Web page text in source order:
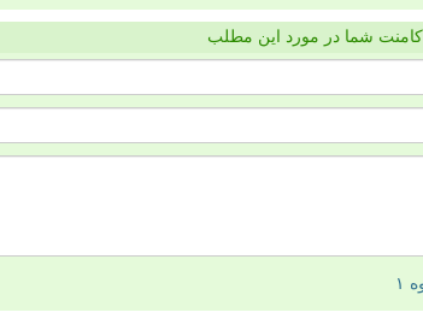
کامنت شما در مورد این مطلب